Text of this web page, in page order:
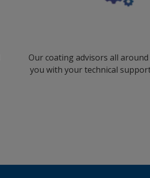
Our coating advisors all
you with your technical